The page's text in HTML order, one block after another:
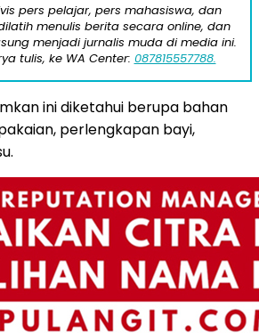
pers pelajar, pers mahasiswa, dan
menulis berita secara online, dan
menjadi jurnalis muda di media ini.
tulis, ke WA Center: 087815557788.
ini diketahui berupa bahan
perlengkapan bayi,